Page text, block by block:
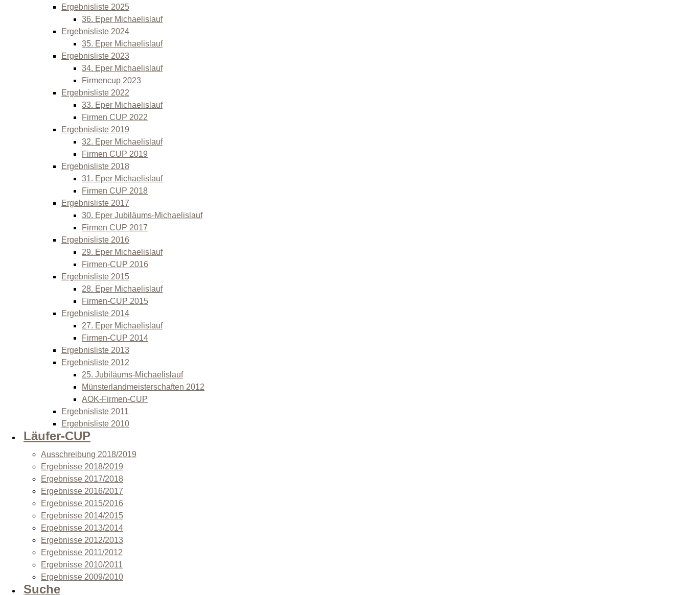
Ergebnisliste 2025
36. Eper Michaelislauf
Ergebnisliste 2024
35. Eper Michaelislauf
Ergebnisliste 2023
34. Eper Michaelislauf
Firmencup 2023
Ergebnisliste 2022
33. Eper Michaelislauf
Firmen CUP 2022
Ergebnisliste 2019
32. Eper Michaelislauf
Firmen CUP 2019
Ergebnisliste 2018
31. Eper Michaelislauf
Firmen CUP 2018
Ergebnisliste 2017
30. Eper Jubiläums-Michaelislauf
Firmen CUP 2017
Ergebnisliste 2016
29. Eper Michaelislauf
Firmen-CUP 2016
Ergebnisliste 2015
28. Eper Michaelislauf
Firmen-CUP 2015
Ergebnisliste 2014
27. Eper Michaelislauf
Firmen-CUP 2014
Ergebnisliste 2013
Ergebnisliste 2012
25. Jubiläums-Michaelislauf
Münsterlandmeisterschaften 2012
AOK-Firmen-CUP
Ergebnisliste 2011
Ergebnisliste 2010
Läufer-CUP
Ausschreibung 2018/2019
Ergebnisse 2018/2019
Ergebnisse 2017/2018
Ergebnisse 2016/2017
Ergebnisse 2015/2016
Ergebnisse 2014/2015
Ergebnisse 2013/2014
Ergebnisse 2012/2013
Ergebnisse 2011/2012
Ergebnisse 2010/2011
Ergebnisse 2009/2010
Suche